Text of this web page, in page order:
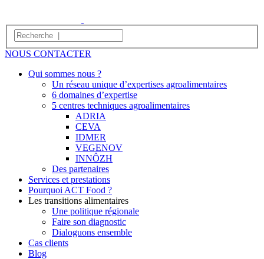
NOUS CONTACTER
Qui sommes nous ?
Un réseau unique d’expertises agroalimentaires
6 domaines d’expertise
5 centres techniques agroalimentaires
ADRIA
CEVA
IDMER
VEGENOV
INNÔZH
Des partenaires
Services et prestations
Pourquoi ACT Food ?
Les transitions alimentaires
Une politique régionale
Faire son diagnostic
Dialoguons ensemble
Cas clients
Blog